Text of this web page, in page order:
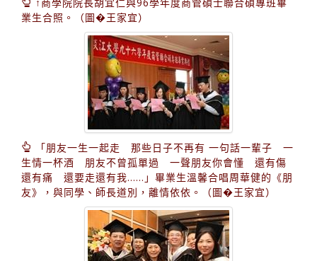
業生合照。（圖�王家宜）
「朋友一生一起走 那些日子不再有 一句話一輩子 一
生情一杯酒 朋友不曾孤單過 一聲朋友你會懂 還有傷
還有痛 還要走還有我……」畢業生溫馨合唱周華健的《朋
友》，與同學、師長道別，離情依依。（圖�王家宜）